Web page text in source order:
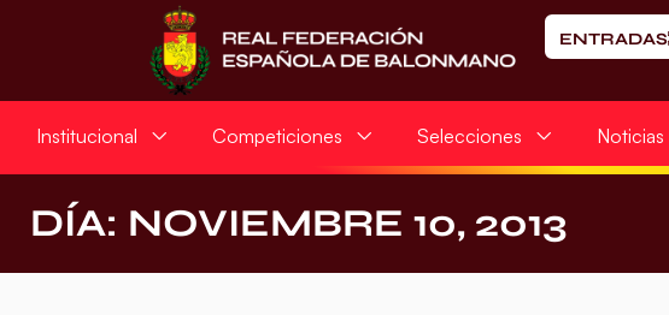
ENTRADAS
Institucional Competiciones Selecciones Noticias
DÍA: NOVIEMBRE 10, 2013